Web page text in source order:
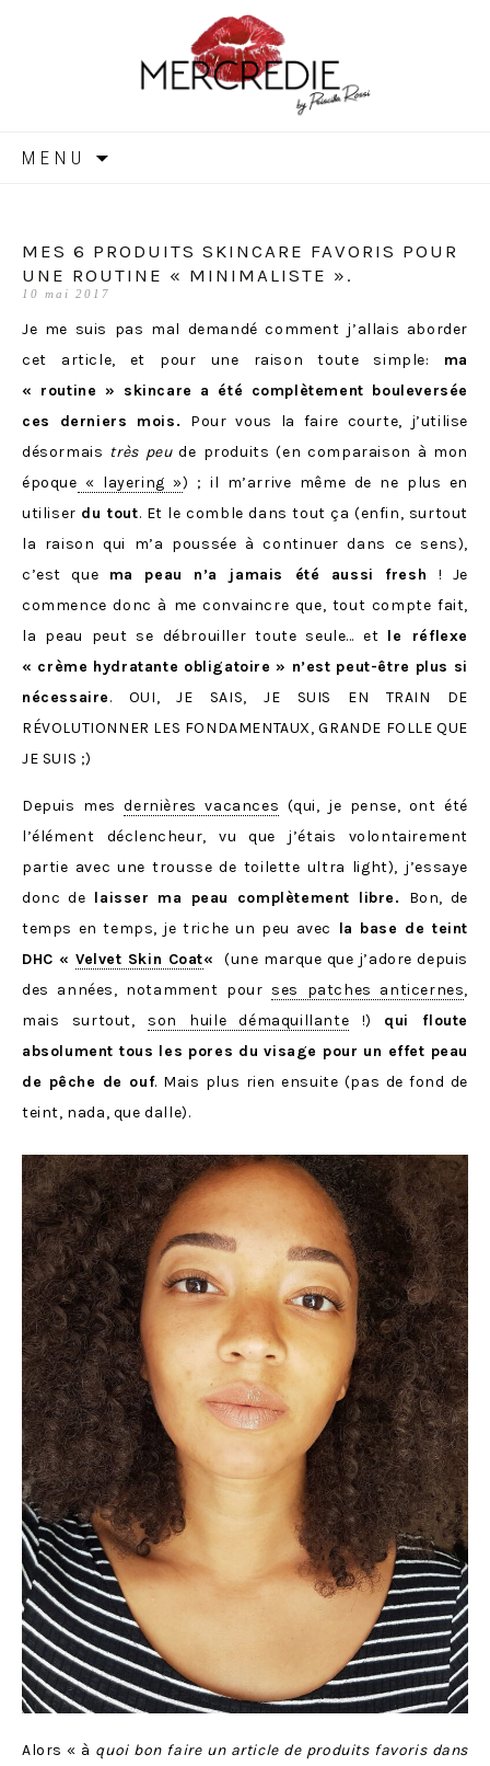
MERCREDIE
MENU
MES 6 PRODUITS SKINCARE FAVORIS POUR
UNE ROUTINE « MINIMALISTE ».
10 mai 2017
Je me suis pas mal demandé comment j’allais aborder
cet article, et pour une raison toute simple: ma
« routine » skincare a été complètement bouleversée
ces derniers mois. Pour vous la faire courte, j’utilise
désormais très peude produits (en comparaison à mon
époque « layering ») ; il m’arrive même de ne plus en
utiliser du tout. Et le comble dans tout ça (enfin, surtout
la raison qui m’a poussée à continuer dans ce sens),
c’est que ma peau n’a jamais été aussi fresh ! Je
commence donc à me convaincre que, tout compte fait,
la peau peut se débrouiller toute seule… et le réflexe
« crème hydratante obligatoire » n’est peut-être plus si
nécessaire. OUI, JE SAIS, JE SUIS EN TRAIN DE
RÉVOLUTIONNER LES FONDAMENTAUX, GRANDE FOLLE QUE
JE SUIS ;)
Depuis mesdernières vacances (qui, je pense, ont été
l’élément déclencheur, vu que j’étais volontairement
partie avec une trousse de toilette ultra light), j’essaye
donc de laisser ma peau complètement libre. Bon, de
temps en temps, je triche un peu avec la base de teint
DHC « Velvet Skin Coat«
(une marque que j’adore depuis
des années, notamment pour ses patches anticernes,
mais surtout, son huile démaquillante !) qui floute
absolument tous les pores du visage pour un effet peau
de pêche de ouf. Mais plus rien ensuite (pas de fond de
teint, nada, que dalle).
Alors « à quoi bon faire un article de produits favoris dans